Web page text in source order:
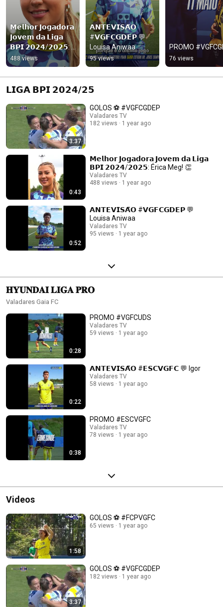
𝗠𝗲𝗹𝗵𝗼𝗿 𝗝𝗼𝗴𝗮𝗱𝗼𝗿𝗮
𝗝𝗼𝘃𝗲𝗺 𝗱𝗮 𝗟𝗶𝗴𝗮
𝗕𝗣𝗜 𝟮𝟬𝟮𝟰/𝟮𝟬𝟮𝟱:
Érica Meg! 👏
488 views
𝗔𝗡𝗧𝗘𝗩𝗜𝗦𝗔̃𝗢
#𝗩𝗚𝗙𝗖𝗚𝗗𝗘𝗣 💬
Louisa Aniwaa
95 views
PROMO
76 views
𝗟𝗜𝗚𝗔 𝗕𝗣𝗜 𝟮𝟬𝟮𝟰/𝟮𝟱
3:37
GOLOS ⚽ #VGFCGDEP
Valadares TV
182 views
1 year ago
0:43
𝗠𝗲𝗹𝗵𝗼𝗿 𝗝𝗼𝗴𝗮𝗱𝗼𝗿𝗮 𝗝𝗼𝘃𝗲𝗺 𝗱𝗮 𝗟𝗶𝗴𝗮
𝗕𝗣𝗜 𝟮𝟬𝟮𝟰/𝟮𝟬𝟮𝟱: Érica Meg! 👏
Valadares TV
488 views
1 year ago
0:52
𝗔𝗡𝗧𝗘𝗩𝗜𝗦𝗔̃𝗢 #𝗩𝗚𝗙𝗖𝗚𝗗𝗘𝗣 💬
Louisa Aniwaa
Valadares TV
95 views
1 year ago
𝐇𝐘𝐔𝐍𝐃𝐀𝐈 𝐋𝐈𝐆𝐀 𝐏𝐑𝐎
Valadares Gaia FC
0:28
PROMO #VGFCUDS
Valadares TV
59 views
1 year ago
0:22
𝗔𝗡𝗧𝗘𝗩𝗜𝗦𝗔̃𝗢 #𝗘𝗦𝗖𝗩𝗚𝗙𝗖 💬 Igor
Valadares TV
58 views
1 year ago
0:38
PROMO #ESCVGFC
Valadares TV
78 views
1 year ago
Videos
1:58
GOLOS ⚽ #FCPVGFC
65 views 1 year ago
3:37
GOLOS ⚽ #VGFCGDEP
182 views 1 year ago